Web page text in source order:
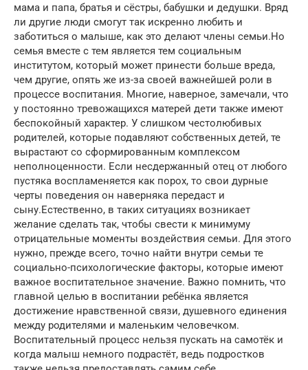
мама и папа, братья и сёстры, бабушки и дедушки. Вряд
ли другие люди смогут так искренно любить и
заботиться о малыше, как это делают члены семьи.Но
семья вместе с тем является тем социальным
институтом, который может принести больше вреда,
чем другие, опять же из-за своей важнейшей роли в
процессе воспитания. Многие, наверное, замечали, что
у постоянно тревожащихся матерей дети также имеют
беспокойный характер. У слишком честолюбивых
родителей, которые подавляют собственных детей, те
вырастают со сформированным комплексом
неполноценности. Если несдержанный отец от любого
пустяка воспламеняется как порох, то свои дурные
черты поведения он наверняка передаст и
сыну.Естественно, в таких ситуациях возникает
желание сделать так, чтобы свести к минимуму
отрицательные моменты воздействия семьи. Для этого
нужно, прежде всего, точно найти внутри семьи те
социально-психологические факторы, которые имеют
важное воспитательное значение. Важно помнить, что
главной целью в воспитании ребёнка является
достижение нравственной связи, душевного единения
между родителями и маленьким человечком.
Воспитательный процесс нельзя пускать на самотёк и
когда малыш немного подрастёт, ведь подростков